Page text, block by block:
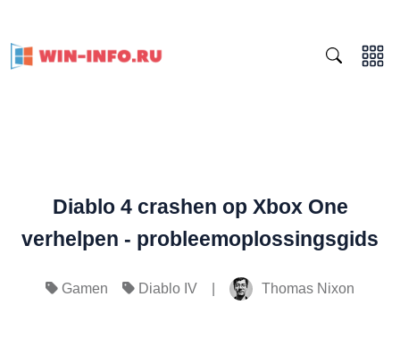
Diablo 4 crashen op Xbox One
verhelpen - probleemoplossingsgids
Gamen Diablo IV Thomas Nixon